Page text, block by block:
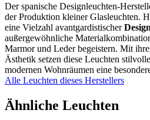
Der spanische Designleuchten-
der Produktion kleiner Glasleuchten.
eine Vielzahl avantgardistischer
außergewöhnliche
Marmor und Leder begeistern. Mit
Ästhetik setzen diese Leuchten
modernen Wohnräumen eine
Alle Leuchten dieses Herstellers
Ähnliche Leuchten